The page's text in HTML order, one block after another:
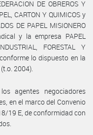
DE OBREROS Y
CARTON Y QUIMICOS y
DE PAPEL MISIONERO
y la empresa PAPEL
FORESTAL Y
lo dispuesto en la
2004).
agentes negociadores
en el marco del Convenio
19 E, de conformidad con